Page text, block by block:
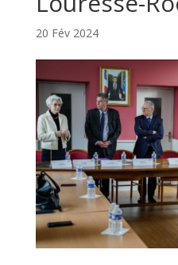
20 Fév 2024